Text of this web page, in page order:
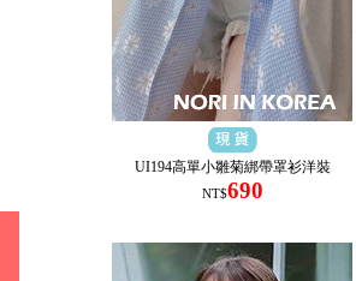
UI194高單小雛菊綁帶罩衫洋裝
NT$690